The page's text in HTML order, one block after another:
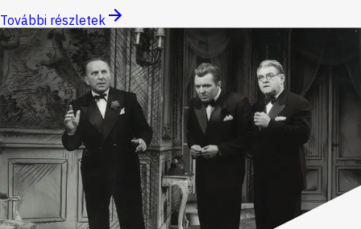
További részletek